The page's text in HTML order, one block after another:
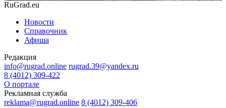
RuGrad.eu
Новости
Справочник
Афиша
Редакция
info@rugrad.online rugrad.39@yandex.ru
8 (4012) 309-422
О портале
Рекламная служба
reklama@rugrad.online 8 (4012) 309-406